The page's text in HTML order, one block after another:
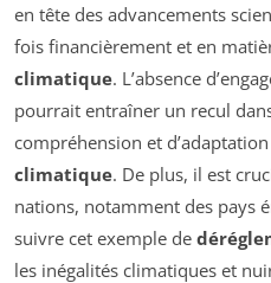
en tête des advancements
fois financièrement et en
climatique. L’absence
pourrait entraîner un recul
compréhension et
climatique. De plus, il est
nations, notamment des pays
suivre cet exemple de
les inégalités climatiques et